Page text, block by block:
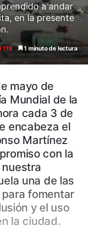
a andar
en la presente
119 1 minuto de lectura
mayo de
Mundial de la
cada 3 de
encabeza el
Martínez
con la
una de las
fomentar
y el uso
la ciudad.